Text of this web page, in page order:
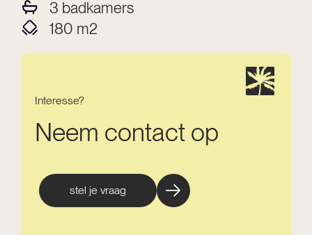
3 badkamers
180 m2
Interesse?
Neem contact op
stel je vraag